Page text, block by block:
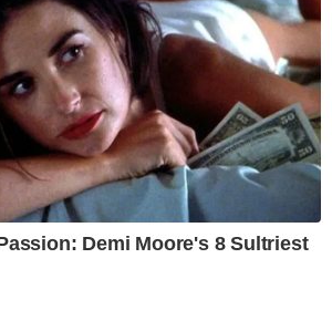
Demi Moore's 8 Sultriest